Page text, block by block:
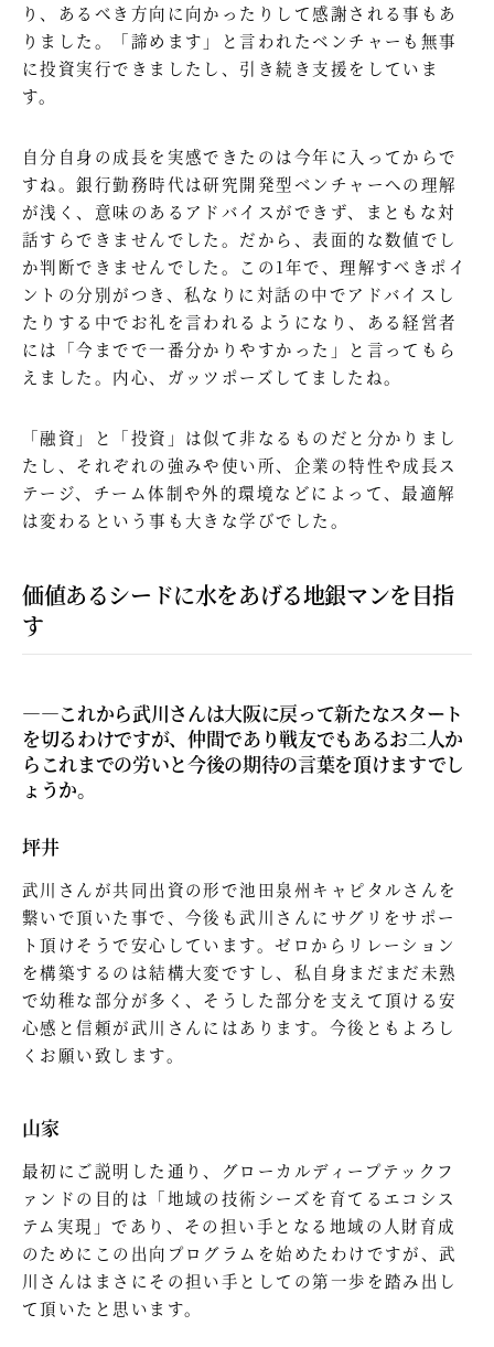
り、あるべき方向に向かったりして感謝される事もあ
りました。「諦めます」と言われたベンチャーも無事
に投資実行できましたし、引き続き支援をしていま
す。
自分自身の成長を実感できたのは今年に入ってからで
すね。銀行勤務時代は研究開発型ベンチャーへの理解
が浅く、意味のあるアドバイスができず、まともな対
話すらできませんでした。だから、表面的な数値でし
か判断できませんでした。この1年で、理解すべきポイ
ントの分別がつき、私なりに対話の中でアドバイスし
たりする中でお礼を言われるようになり、ある経営者
には「今までで一番分かりやすかった」と言ってもら
えました。内心、ガッツポーズしてましたね。
「融資」と「投資」は似て非なるものだと分かりまし
たし、それぞれの強みや使い所、企業の特性や成長ス
テージ、チーム体制や外的環境などによって、最適解
は変わるという事も大きな学びでした。
価値あるシードに水をあげる地銀マンを目指
す
—―これから武川さんは大阪に戻って新たなスタート
を切るわけですが、仲間であり戦友でもあるお二人か
らこれまでの労いと今後の期待の言葉を頂けますでし
ょうか。
坪井
武川さんが共同出資の形で池田泉州キャピタルさんを
繋いで頂いた事で、今後も武川さんにサグリをサポー
ト頂けそうで安心しています。ゼロからリレーション
を構築するのは結構大変ですし、私自身まだまだ未熟
で幼稚な部分が多く、そうした部分を支えて頂ける安
心感と信頼が武川さんにはあります。今後ともよろし
くお願い致します。
山家
最初にご説明した通り、グローカルディープテックフ
ァンドの目的は「地域の技術シーズを育てるエコシス
テム実現」であり、その担い手となる地域の人財育成
のためにこの出向プログラムを始めたわけですが、武
川さんはまさにその担い手としての第一歩を踏み出し
て頂いたと思います。